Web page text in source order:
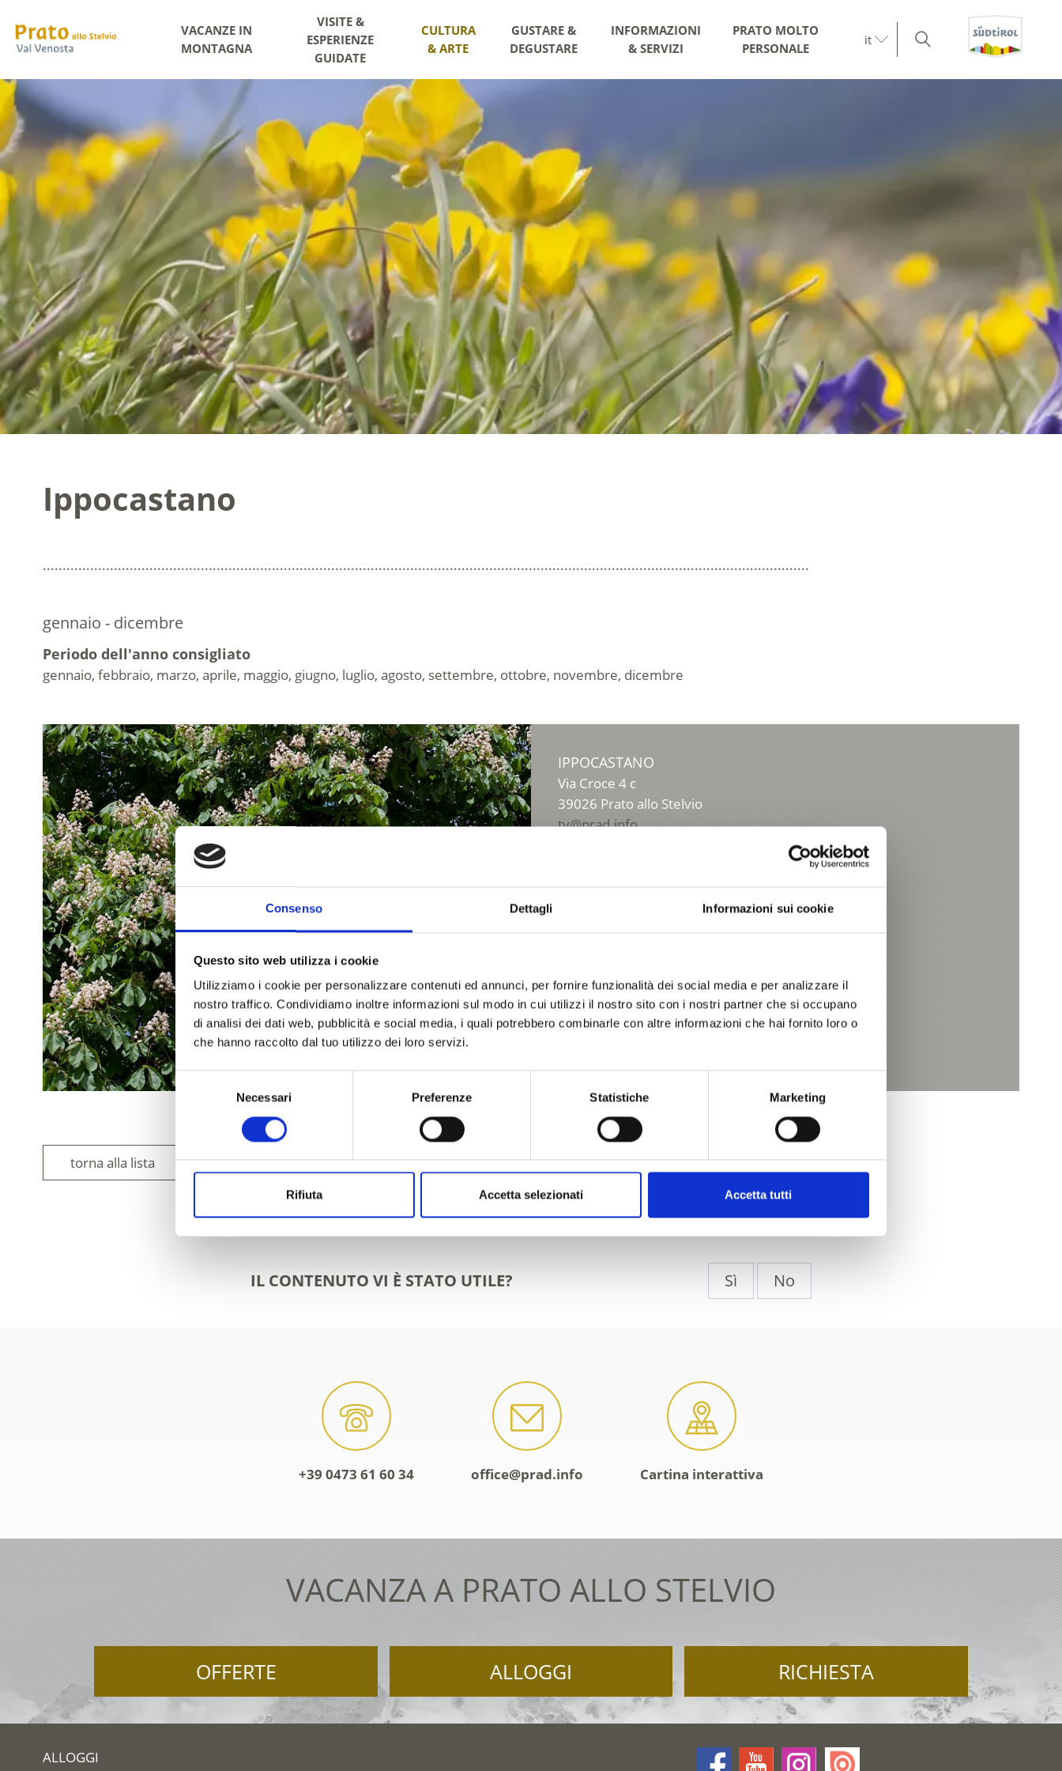
Consenso Dettagli Informazioni sui cookie
Questo sito web utilizza i cookie
Utilizziamo i cookie per personalizzare contenuti ed annunci, per fornire funzionalità dei social media e per analizzare il
nostro traffico. Condividiamo inoltre informazioni sul modo in cui utilizzi il nostro sito con i nostri partner che si occupano
di analisi dei dati web, pubblicità e social media, i quali potrebbero combinarle con altre informazioni che hai fornito loro o
che hanno raccolto dal tuo utilizzo dei loro servizi.
Selezione
Necessari Preferenze Statistiche Marketing
Rifiuta Accetta selezionati Accetta tutti
VACANZE IN
MONTAGNA
VISITE &
ESPERIENZE
GUIDATE
CULTURA
& ARTE
GUSTARE &
DEGUSTARE
INFORMAZIONI
& SERVIZI
PRATO MOLTO
PERSONALE
it
Ippocastano
..................................................................................................................................................................................................
gennaio - dicembre
Periodo dell'anno consigliato
gennaio, febbraio, marzo, aprile, maggio, giugno, luglio, agosto, settembre, ottobre, novembre, dicembre
IPPOCASTANO
Via Croce 4 c
39026 Prato allo Stelvio
tv@prad.info
torna alla lista
IL CONTENUTO VI È STATO UTILE? Sì No
+39 0473 61 60 34 office@prad.info Cartina interattiva
VACANZA A PRATO ALLO STELVIO
OFFERTE ALLOGGI RICHIESTA
ALLOGGI